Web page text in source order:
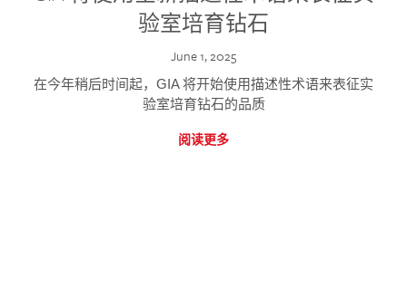
验室培育钻石
June 1, 2025
在今年稍后时间起，GIA 将开始使用描述性术语来表征实
验室培育钻石的品质
阅读更多